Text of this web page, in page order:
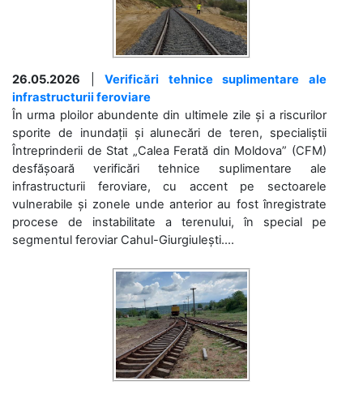
26.05.2026 |Verificări tehnice suplimentare ale
infrastructurii feroviare
În urma ploilor abundente din ultimele zile și a riscurilor
sporite de inundații și alunecări de teren, specialiștii
Întreprinderii de Stat „Calea Ferată din Moldova” (CFM)
desfășoară verificări tehnice suplimentare ale
infrastructurii feroviare, cu accent pe sectoarele
vulnerabile și zonele unde anterior au fost înregistrate
procese de instabilitate a terenului, în special pe
segmentul feroviar Cahul-Giurgiulești....